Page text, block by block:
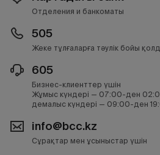
Отделения и банкоматы
505
Жеке тұлғаларға тәулік бойы
605
Бизнес-клиенттер үшін
Жұмыс күндері — 07:00-ден
демалыс күндері — 09:00-ден
info@bcc.kz
Сұрақтар мен ұсыныстар үшін